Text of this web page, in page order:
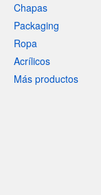
Chapas
Packaging
Ropa
Acrílicos
Más productos